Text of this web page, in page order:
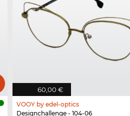
60,00 €
VOOY by edel-optics
Designchallenge - 104-06